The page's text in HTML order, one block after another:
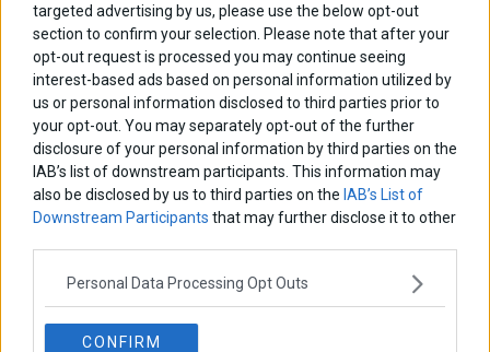
targeted advertising by us, please use the below opt-out
section to confirm your selection. Please note that after your
opt-out request is processed you may continue seeing
interest-based ads based on personal information utilized by
us or personal information disclosed to third parties prior to
your opt-out. You may separately opt-out of the further
disclosure of your personal information by third parties on the
IAB’s list of downstream participants. This information may
also be disclosed by us to third parties on the IAB’s List of
Downstream Participants that may further disclose it to other
Personal Data Processing Opt Outs
CONFIRM
Εύη Φραγκάκη
Η αληθινή παιδεία ξεκινά από την ψυχή…
Σταματίνα Σταματάκου
Η βία κατά των ζώων δεν αντέχει βολικές ερμηνείες
Από την αποθέωση στην καταγγελία: Η Ελλάδα πάντα
ψάχνει τον επόμενο Μεσσία